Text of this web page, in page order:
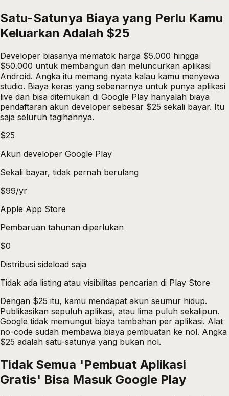
Satu-Satunya Biaya yang Perlu Kamu
Keluarkan Adalah $25
Developer biasanya mematok harga $5.000 hingga
$50.000 untuk membangun dan meluncurkan aplikasi
Android. Angka itu memang nyata kalau kamu menyewa
studio. Biaya keras yang sebenarnya untuk punya aplikasi
live dan bisa ditemukan di Google Play hanyalah biaya
pendaftaran akun developer sebesar $25 sekali bayar. Itu
saja seluruh tagihannya.
$25
Akun developer Google Play
Sekali bayar, tidak pernah berulang
$99/yr
Apple App Store
Pembaruan tahunan diperlukan
$0
Distribusi sideload saja
Tidak ada listing atau visibilitas pencarian di Play Store
Dengan $25 itu, kamu mendapat akun seumur hidup.
Publikasikan sepuluh aplikasi, atau lima puluh sekalipun.
Google tidak memungut biaya tambahan per aplikasi. Alat
no-code sudah membawa biaya pembuatan ke nol. Angka
$25 adalah satu-satunya yang bukan nol.
Tidak Semua 'Pembuat Aplikasi
Gratis' Bisa Masuk Google Play